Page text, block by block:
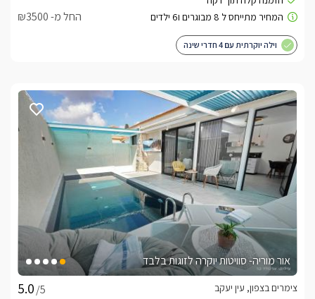
החל מ- ₪3500
וילה יוקרתית עם 4 חדרי שינה
אור מוריה- סוויטות יוקרה לזוגות בלבד
/5
צימרים בצפון, עין יעקב